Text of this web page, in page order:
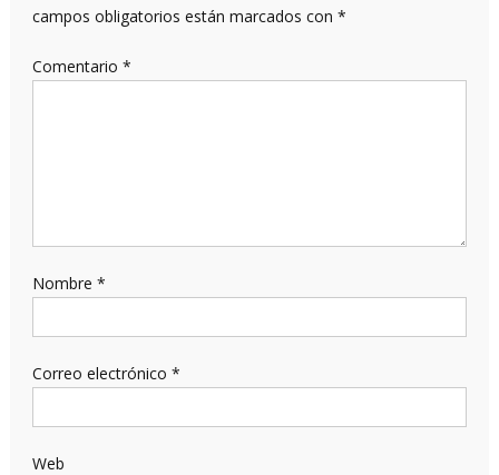
campos obligatorios están marcados con *
Comentario *
Nombre *
Correo electrónico *
Web